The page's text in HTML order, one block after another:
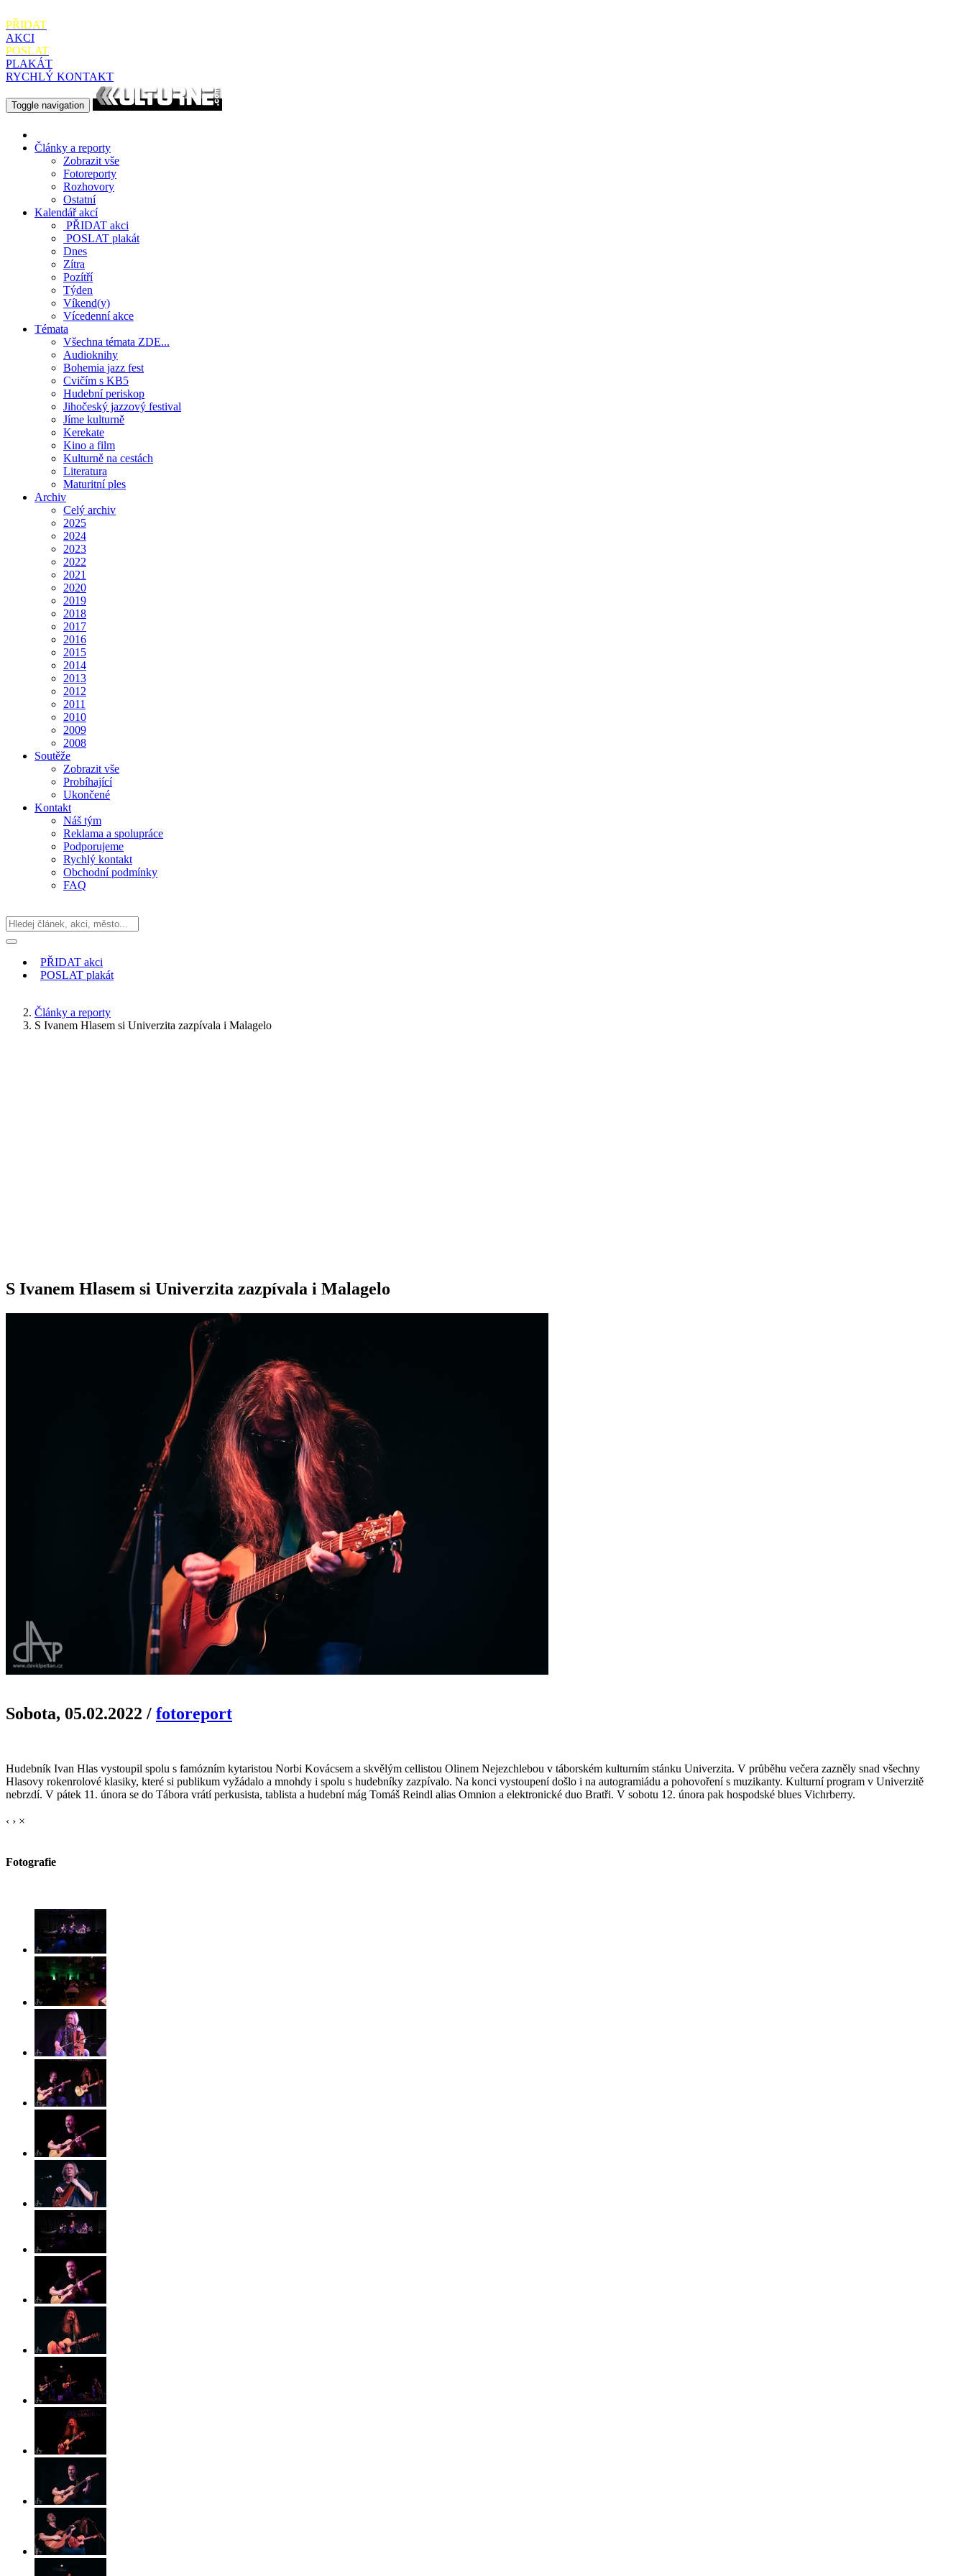
PŘIDAT
AKCI
POSLAT
PLAKÁT
RYCHLÝ KONTAKT
Toggle navigation
Články a reporty
Zobrazit vše
Fotoreporty
Rozhovory
Ostatní
Kalendář akcí
PŘIDAT akci
POSLAT plakát
Dnes
Zítra
Pozítří
Týden
Víkend(y)
Vícedenní akce
Témata
Všechna témata ZDE...
Audioknihy
Bohemia jazz fest
Cvičím s KB5
Hudební periskop
Jihočeský jazzový festival
Jíme kulturně
Kerekate
Kino a film
Kulturně na cestách
Literatura
Maturitní ples
Archiv
Celý archiv
2025
2024
2023
2022
2021
2020
2019
2018
2017
2016
2015
2014
2013
2012
2011
2010
2009
2008
Soutěže
Zobrazit vše
Probíhající
Ukončené
Kontakt
Náš tým
Reklama a spolupráce
Podporujeme
Rychlý kontakt
Obchodní podmínky
FAQ
PŘIDAT akci
POSLAT plakát
Články a reporty
S Ivanem Hlasem si Univerzita zazpívala i Malagelo
S Ivanem Hlasem si Univerzita zazpívala i Malagelo
Sobota, 05.02.2022 / fotoreport
Hudebník Ivan Hlas vystoupil spolu s famózním kytaristou Norbi Kovácsem a skvělým cellistou Olinem Nejezchlebou v táborském kulturním stánku Univerzita. V průběhu večera zazněly snad všechny
Hlasovy rokenrolové klasiky, které si publikum vyžádalo a mnohdy i spolu s hudebníky zazpívalo. Na konci vystoupení došlo i na autogramiádu a pohovoření s muzikanty. Kulturní program v Univerzitě
nebrzdí. V pátek 11. února se do Tábora vrátí perkusista, tablista a hudební mág Tomáš Reindl alias Omnion a elektronické duo Bratři. V sobotu 12. února pak hospodské blues Vichrberry.
‹ › ×
Fotografie